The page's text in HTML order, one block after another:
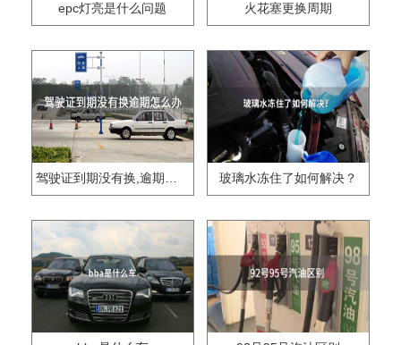
epc灯亮是什么问题 火花塞更换周期
驾驶证到期没有换,逾期怎么办?? 玻璃水冻住了如何解决？